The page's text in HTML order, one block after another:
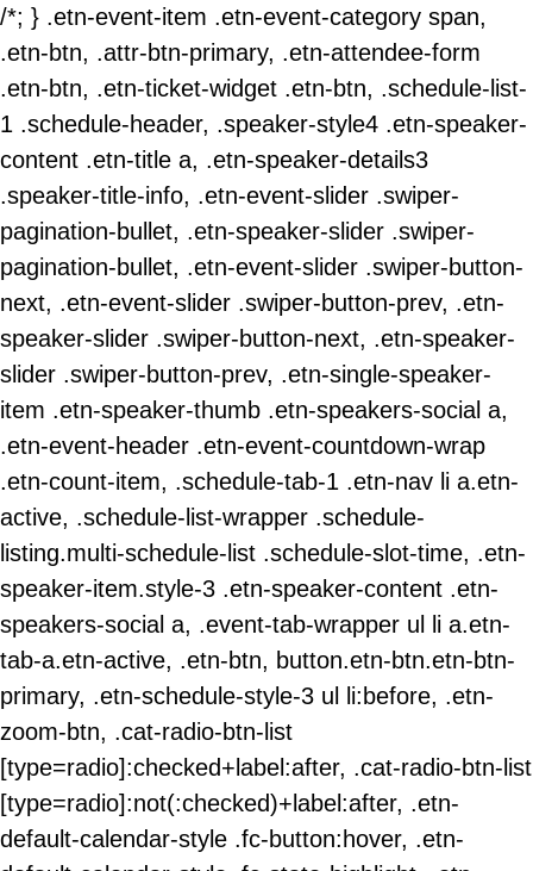
/*; } .etn-event-item .etn-event-category span,
.etn-btn, .attr-btn-primary, .etn-attendee-form
.etn-btn, .etn-ticket-widget .etn-btn, .schedule-list-
1 .schedule-header, .speaker-style4 .etn-speaker-
content .etn-title a, .etn-speaker-details3
.speaker-title-info, .etn-event-slider .swiper-
pagination-bullet, .etn-speaker-slider .swiper-
pagination-bullet, .etn-event-slider .swiper-button-
next, .etn-event-slider .swiper-button-prev, .etn-
speaker-slider .swiper-button-next, .etn-speaker-
slider .swiper-button-prev, .etn-single-speaker-
item .etn-speaker-thumb .etn-speakers-social a,
.etn-event-header .etn-event-countdown-wrap
.etn-count-item, .schedule-tab-1 .etn-nav li a.etn-
active, .schedule-list-wrapper .schedule-
listing.multi-schedule-list .schedule-slot-time, .etn-
speaker-item.style-3 .etn-speaker-content .etn-
speakers-social a, .event-tab-wrapper ul li a.etn-
tab-a.etn-active, .etn-btn, button.etn-btn.etn-btn-
primary, .etn-schedule-style-3 ul li:before, .etn-
zoom-btn, .cat-radio-btn-list
[type=radio]:checked+label:after, .cat-radio-btn-list
[type=radio]:not(:checked)+label:after, .etn-
default-calendar-style .fc-button:hover, .etn-